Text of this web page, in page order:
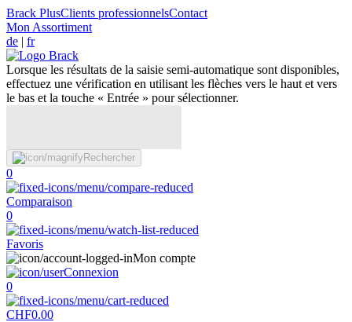
Brack PlusClients professionnelsContact
Mon Assortiment
de | fr
Lorsque les résultats de la saisie semi-automatique sont disponibles,
effectuez une vérification en utilisant les flèches vers le haut et vers
le bas et la touche « Entrée » pour sélectionner.
Rechercher
0
Comparaison
0
Favoris
Mon compte
Connexion
0
CHF0.00